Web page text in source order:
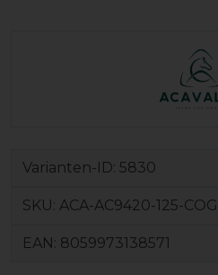
Varianten-ID: 5830
SKU: ACA-AC9420-125-COG
EAN: 8059973138571